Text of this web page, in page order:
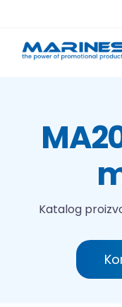
content
Tehnologije tiska
Katalog